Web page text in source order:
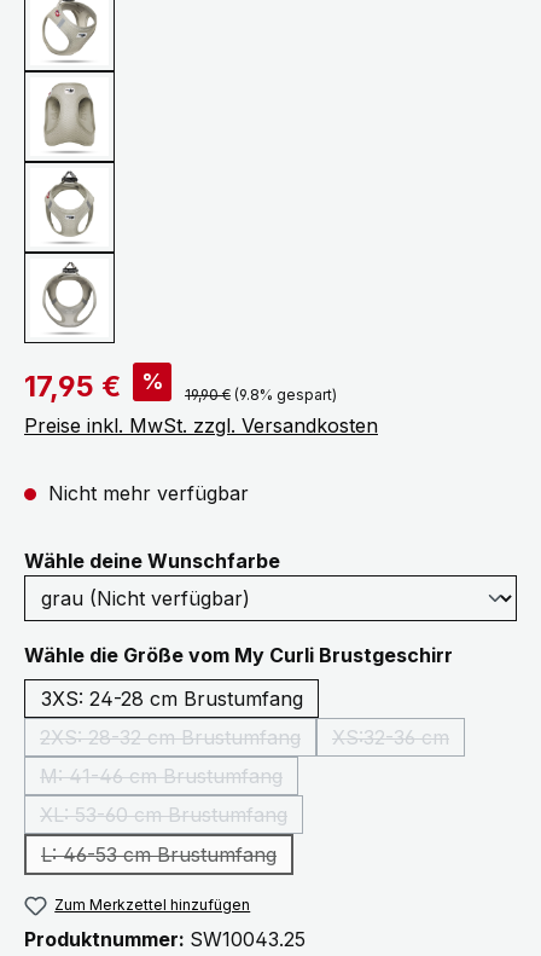
Verkaufspreis:
17,95 € % Regulärer Preis:
19,90 € (9.8% gespart)
Preise inkl. MwSt. zzgl. Versandkosten
Nicht mehr verfügbar
Wähle deine Wunschfarbeauswählen
Wähle die Größe vom My Curli Brustgeschirr
3XS: 24-28 cm Brustumfang
2XS: 28-32 cm Brustumfang
(Diese Option ist zurzeit nicht verfügbar.)
XS:32-36 cm
(Diese Option ist
M: 41-46 cm Brustumfang
(Diese Option ist zurzeit nicht verfügbar.)
XL: 53-60 cm Brustumfang
(Diese Option ist zurzeit nicht verfügbar.)
L: 46-53 cm Brustumfang
(Diese Option ist zurzeit nicht verfügbar.)
Zum Merkzettel hinzufügen
Produktnummer: SW10043.25